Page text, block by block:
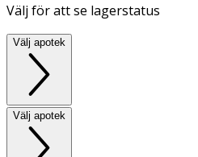
Välj för att se lagerstatus
Välj apotek
Välj apotek